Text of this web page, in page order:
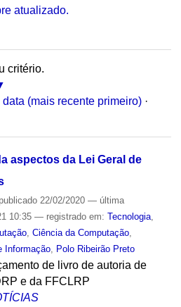
atualizado.
critério.
data (mais recente primeiro) ·
aspectos da Lei Geral de
publicado22/02/2020 — última
10:35 — registrado em: Tecnologia,
, Ciência da Computação,
Informação, Polo Ribeirão Preto
de livro de autoria de
e da FFCLRP